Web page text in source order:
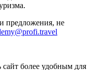
предложения, не
более удобным для